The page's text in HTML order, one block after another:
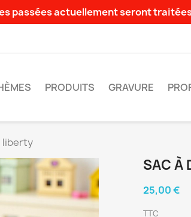
passées actuellement seront
PRODUITS GRAVURE
liberty
SAC À
25,00 €
TTC